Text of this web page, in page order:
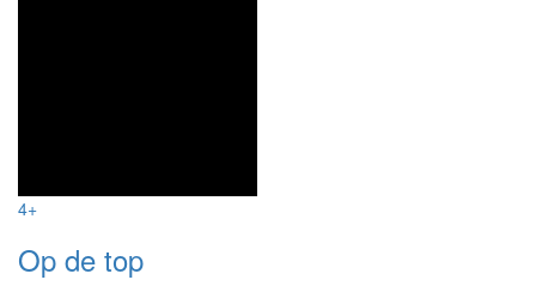
4+
Op de top